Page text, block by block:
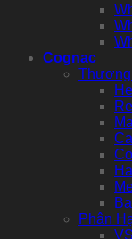
Cognac
Phân
VS